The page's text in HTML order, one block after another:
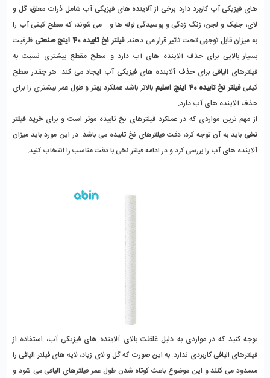
های فیزیکی آب کاربرد دارد. برخی از آلاینده های فیزیکی آب شامل ذرات معلق، گل و
لای، جلبک و لجن، زنگ زدگی و پوسیدگی لوله ها و... می شوند، که سطح کیفی آب را
به میزان قابل توجهی تحت تاثیر قرار می دهند.فیلتر نخ تابیده 40 اینچ صنعتی
ظرفیت
بسیار بالایی برای حذف آلاینده های آب دارد و سطح مقطع بیشتری نسبت به
فیلترهای الیافی برای حذف آلاینده های فیزیکی آب ایجاد می کند. هر چقدر سطح
کیفیفیلتر نخ تابیده 40 اینچ اسلیم
بالاتر باشد عملکرد بهتر و طول عمر بیشتری را برای
حذف آلاینده های آب دارد.
از مهم ترین مواردی که در عملکرد فیلترهای نخ تابیده موثر است و برایخرید فیلتر
نخی باید به آن توجه کرد، دقت فیلترهای نخ تابیده می باشد. در این مورد باید میزان
آلاینده های آب را بررسی کرد و در ادامهفیلتر نخی با دقت مناسب را انتخاب کنید.
توجه کنید که در مواردی به دلیل غلظت بالای آلاینده های فیزیکی آب، استفاده از
فیلترهای الیافی کاربردی ندارد. به این صورت که گل و لای زیاد، لایه های فیلتر الیافی را
مسدود می کنند و این موضوع باعث کوتاه شدن طول عمر فیلترهای الیافی می شود و